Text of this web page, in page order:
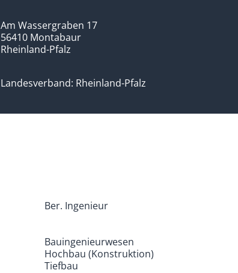
Am Wassergraben 17
56410 Montabaur
Rheinland-Pfalz
Landesverband: Rheinland-Pfalz
Ber. Ingenieur
Bauingenieurwesen
Hochbau (Konstruktion)
Tiefbau